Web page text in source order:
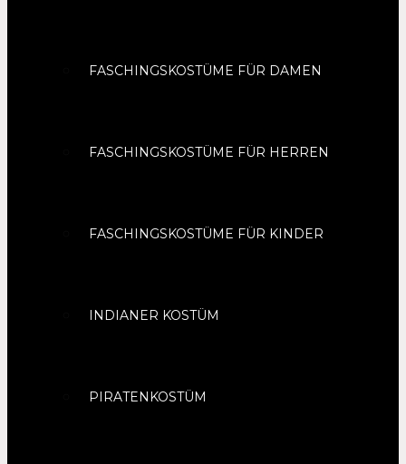
FASCHINGSKOSTÜME FÜR DAMEN
FASCHINGSKOSTÜME FÜR HERREN
FASCHINGSKOSTÜME FÜR KINDER
INDIANER KOSTÜM
PIRATENKOSTÜM